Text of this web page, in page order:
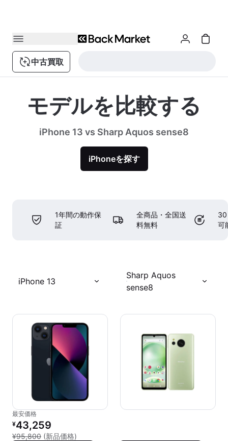
中古買取
モデルを比較する
iPhone 13 vs Sharp Aquos sense8
iPhoneを探す
1年間の動作保
証
全商品・全国送
料無料
30
可
iPhone 13
Sharp Aquos
sense8
最安価格
リファービッシュ品の価格：
¥43,259
¥95,800 (新品価格)